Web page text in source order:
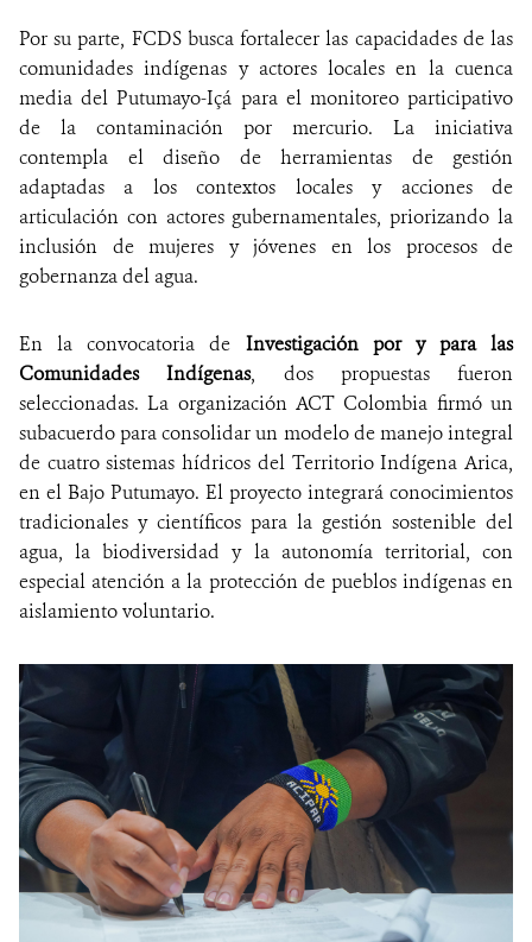
Por su parte, FCDS busca fortalecer las capacidades de las
comunidades indígenas y actores locales en la cuenca
media del Putumayo-Içá para el monitoreo participativo
de la contaminación por mercurio. La iniciativa
contempla el diseño de herramientas de gestión
adaptadas a los contextos locales y acciones de
articulación con actores gubernamentales, priorizando la
inclusión de mujeres y jóvenes en los procesos de
gobernanza del agua.
En la convocatoria de Investigación por y para las
Comunidades Indígenas, dos propuestas fueron
seleccionadas. La organización ACT Colombia firmó un
subacuerdo para consolidar un modelo de manejo integral
de cuatro sistemas hídricos del Territorio Indígena Arica,
en el Bajo Putumayo. El proyecto integrará conocimientos
tradicionales y científicos para la gestión sostenible del
agua, la biodiversidad y la autonomía territorial, con
especial atención a la protección de pueblos indígenas en
aislamiento voluntario.